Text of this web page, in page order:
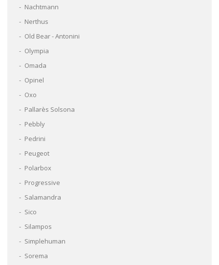
Nachtmann
Nerthus
Old Bear - Antonini
Olympia
Omada
Opinel
Oxo
Pallarès Solsona
Pebbly
Pedrini
Peugeot
Polarbox
Progressive
Salamandra
Sico
Silampos
Simplehuman
Sorema